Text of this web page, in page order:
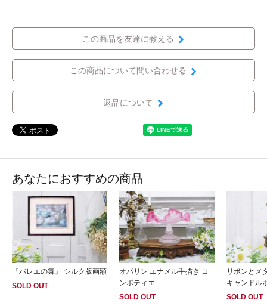
この商品を友達に教える
この商品について問い合わせる
返品について
あなたにおすすめの商品
『バレエの舞』 シルク版画額
SOLD OUT
オパリン エナメル手描き コ
ンポティエ
SOLD OUT
リボンとメ
キャンドル
SOLD OUT